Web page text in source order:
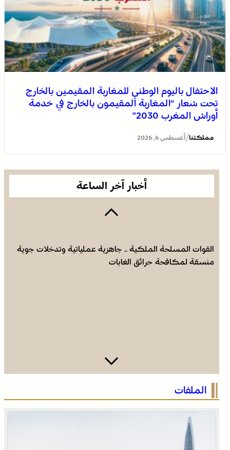
الاحتفال باليوم الوطني للمغاربة المقيمين بالخارج
تحت شعار “المغاربة المقيمون بالخارج في خدمة
أوراش المغرب 2030”
مملكتنا/أغسطس 6, 2026
أخبار آخر الساعة
العرائش .. تخليد الذكرى الـ 448 لمعركة وادي المخازن
القوات المسلحة الملكية .. جاهزية عملياتية وتدخلات جوية
منسقة لمكافحة حرائق الغابات
الاحتفال باليوم الوطني للمغاربة المقيمين بالخارج تحت شعار
“المغاربة المقيمون بالخارج في خدمة أوراش المغرب 2030”
الملفات